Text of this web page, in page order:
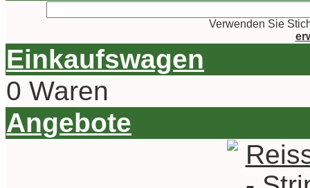
Verwenden Sie
Einkaufswagen
0 Waren
Angebote